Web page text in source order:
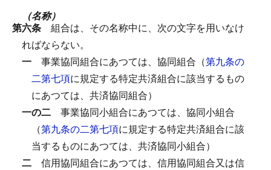
（名称）
第六条 組合は、その名称中に、次の文字を用いなけ
ればならない。
一 事業協同組合にあつては、協同組合（第九条の
二第七項に規定する特定共済組合に該当するもの
にあつては、共済協同組合）
一の二 事業協同小組合にあつては、協同小組合
（第九条の二第七項に規定する特定共済組合に該
当するものにあつては、共済協同小組合）
二 信用協同組合にあつては、信用協同組合又は信